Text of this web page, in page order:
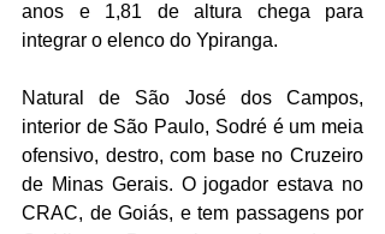
anos e 1,81 de altura chega para
integrar o elenco do Ypiranga.
Natural de São José dos Campos,
interior de São Paulo, Sodré é um meia
ofensivo, destro, com base no Cruzeiro
de Minas Gerais. O jogador estava no
CRAC, de Goiás, e tem passagens por